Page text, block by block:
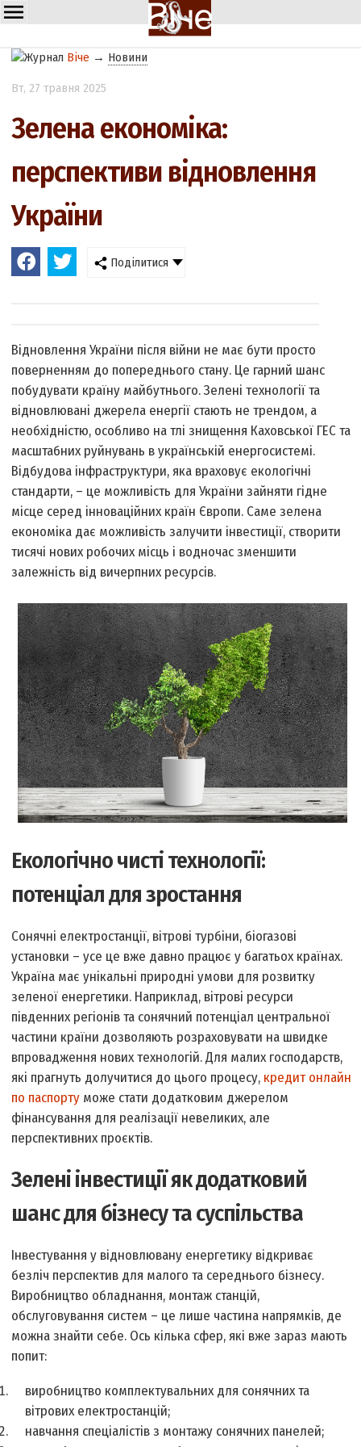
Віче → Новини
Вт, 27 травня 2025
Зелена економіка:
перспективи відновлення
України
Поділитися
Відновлення України після війни не має бути просто
поверненням до попереднього стану. Це гарний шанс
побудувати країну майбутнього. Зелені технології та
відновлювані джерела енергії стають не трендом, а
необхідністю, особливо на тлі знищення Каховської ГЕС та
масштабних руйнувань в українській енергосистемі.
Відбудова інфраструктури, яка враховує екологічні
стандарти, – це можливість для України зайняти гідне
місце серед інноваційних країн Європи. Саме зелена
економіка дає можливість залучити інвестиції, створити
тисячі нових робочих місць і водночас зменшити
залежність від вичерпних ресурсів.
Екологічно чисті технології:
потенціал для зростання
Сонячні електростанції, вітрові турбіни, біогазові
установки – усе це вже давно працює у багатьох країнах.
Україна має унікальні природні умови для розвитку
зеленої енергетики. Наприклад, вітрові ресурси
південних регіонів та сонячний потенціал центральної
частини країни дозволяють розраховувати на швидке
впровадження нових технологій. Для малих господарств,
які прагнуть долучитися до цього процесу, кредит онлайн
по паспорту може стати додатковим джерелом
фінансування для реалізації невеликих, але
перспективних проєктів.
Зелені інвестиції як додатковий
шанс для бізнесу та суспільства
Інвестування у відновлювану енергетику відкриває
безліч перспектив для малого та середнього бізнесу.
Виробництво обладнання, монтаж станцій,
обслуговування систем – це лише частина напрямків, де
можна знайти себе. Ось кілька сфер, які вже зараз мають
попит:
виробництво комплектувальних для сонячних та
вітрових електростанцій;
навчання спеціалістів з монтажу сонячних панелей;